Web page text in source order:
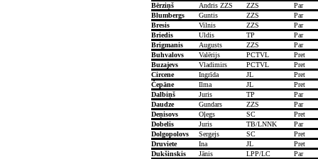
Bērziņš
Andris ZZS ZZS
Par
Blumbergs
Guntis ZZS
Par
Bresis
Vilnis ZZS
Par
Briedis
Uldis TP
Par
Brigmanis
Augusts ZZS
Par
Buhvalovs
Valērijs PCTVL
Pret
Buzajevs
Vladimirs PCTVL
Pret
Circene
Ingrīda JL
Pret
Čepāne
Ilma JL
Pret
Dalbiņš
Juris TP
Par
Daudze
Gundars ZZS
Par
Deņisovs
Oļegs SC
Pret
Dobelis
Juris TB/LNNK
Par
Dolgopolovs
Sergejs SC
Pret
Druviete
Ina JL
Pret
Dukšinskis
Jānis LPP/LC
Par